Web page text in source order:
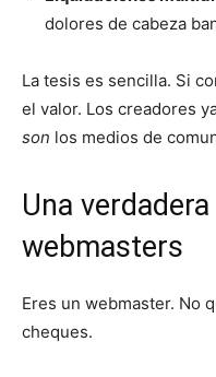
dolores de cabeza
La tesis es sencilla. Si
el valor. Los creadores
son los medios de
Una
webmasters
Eres un webmaster. No
cheques.